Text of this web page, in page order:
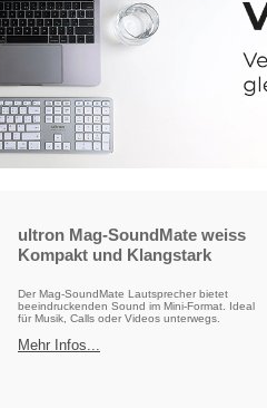
ultron Mag-SoundMate weiss
Kompakt und Klangstark
Der Mag-SoundMate Lautsprecher bietet
beeindruckenden Sound im Mini-Format. Ideal
für Musik, Calls oder Videos unterwegs.
Mehr Infos...